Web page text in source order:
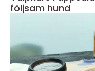
följsam hund